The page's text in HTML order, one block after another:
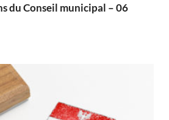
du Conseil municipal – 06